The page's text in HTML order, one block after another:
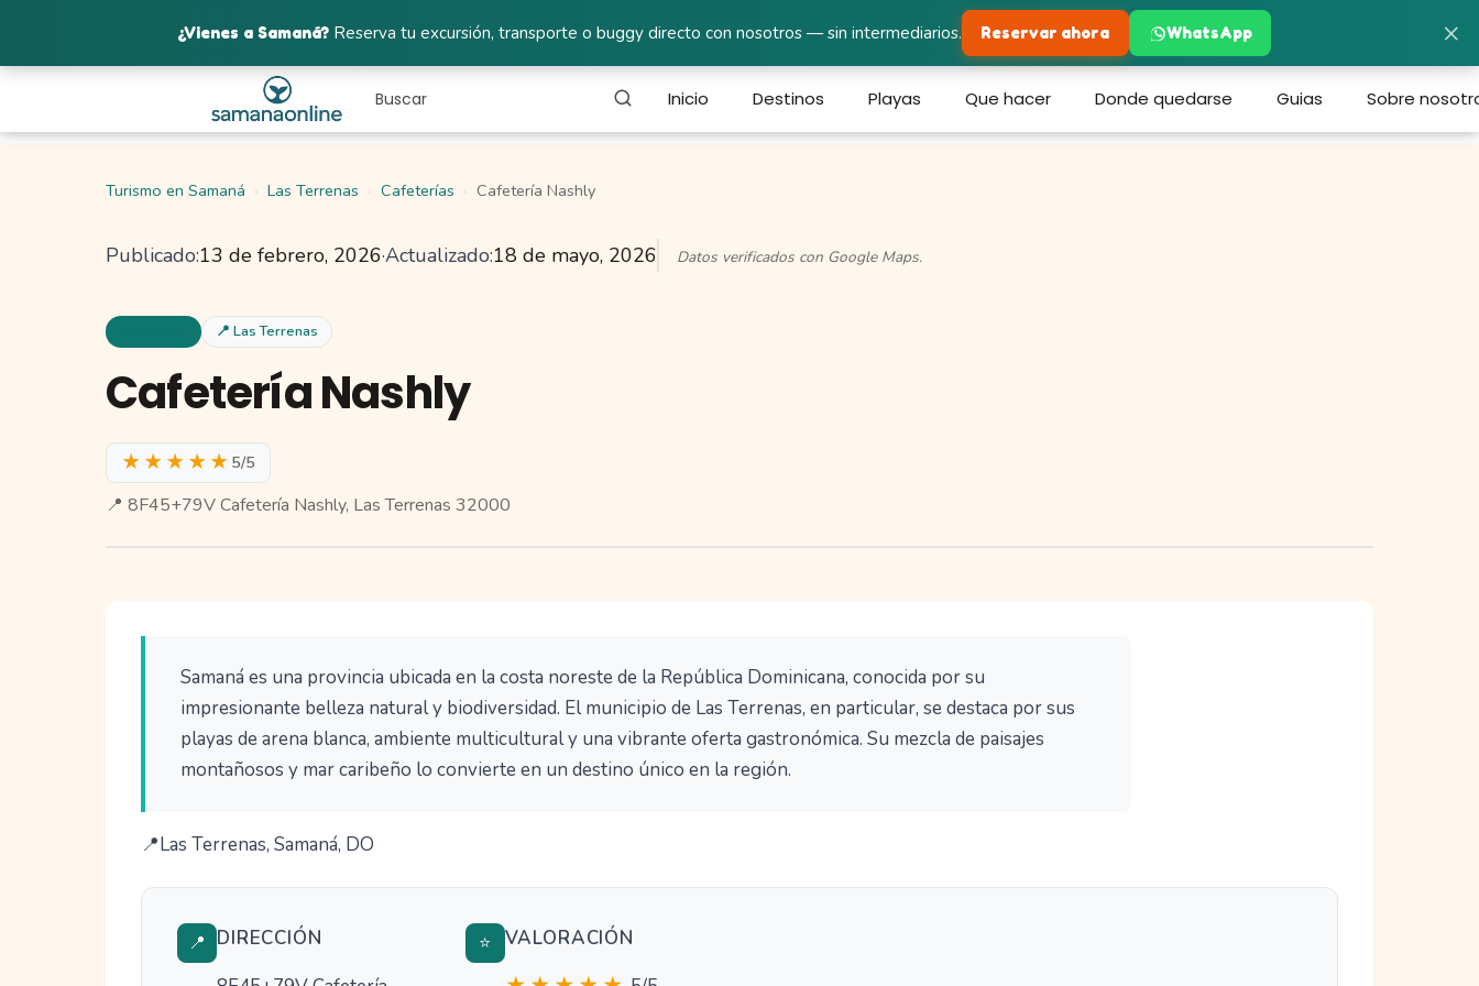
Inicio Destinos Playas Que hacer Donde quedarse Guias Sobre
Turismo en Samaná Las Terrenas Cafeterías Cafetería Nashly
Publicado:13 de febrero, 2026·Actualizado:18 de mayo, 2026 Datos verificados con Google Maps.
📍 Las Terrenas
Cafetería Nashly
★★★★★ 5/5
📍 8F45+79V Cafetería Nashly, Las Terrenas 32000
Samaná es una provincia ubicada en la costa noreste de la República Dominicana, conocida por su
impresionante belleza natural y biodiversidad. El municipio de Las Terrenas, en particular, se destaca por sus
playas de arena blanca, ambiente multicultural y una vibrante oferta gastronómica. Su mezcla de paisajes
montañosos y mar caribeño lo convierte en un destino único en la región.
Las Terrenas, Samaná, DO
📍 DIRECCIÓN
⭐ VALORACIÓN
×
¿Vienes a Samaná?Reserva tu excursión, transporte o buggy directo con nosotros — sin intermediarios. Reservar ahora WhatsApp